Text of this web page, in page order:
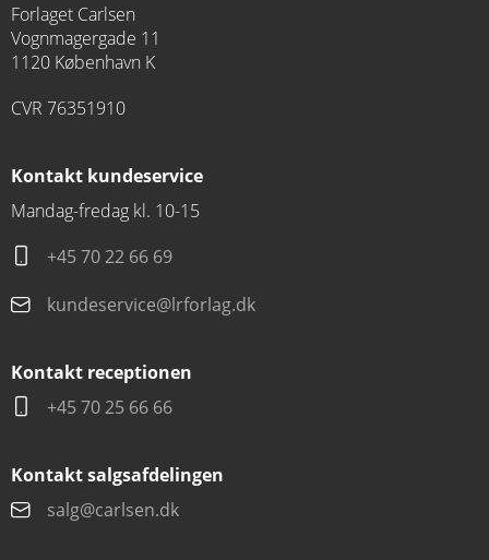
Forlaget Carlsen
Vognmagergade 11
1120 København K
CVR 76351910
Kontakt kundeservice
Mandag-fredag kl. 10-15
+45 70 22 66 69
kundeservice@lrforlag.dk
Kontakt receptionen
+45 70 25 66 66
Kontakt salgsafdelingen
salg@carlsen.dk